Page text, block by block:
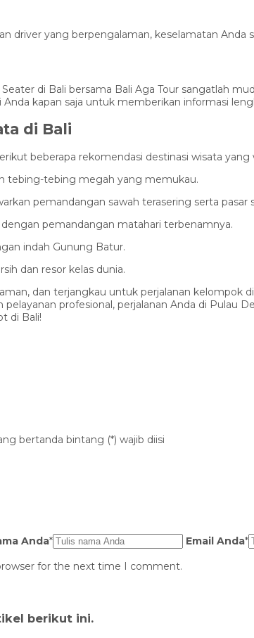
driver yang berpengalaman, keselamatan Anda
di Bali bersama Bali Aga Tour sangatlah
kapan saja untuk memberikan informasi
di Bali
beberapa rekomendasi destinasi wisata yang
tebing-tebing megah yang memukau.
pemandangan sawah terasering serta pasar
pemandangan matahari terbenamnya.
indah Gunung Batur.
dan resor kelas dunia.
dan terjangkau untuk perjalanan kelompok
profesional, perjalanan Anda di
di Bali!
bertanda bintang (*) wajib diisi
Anda* Email Anda*
for the next time I comment.
berikut ini.